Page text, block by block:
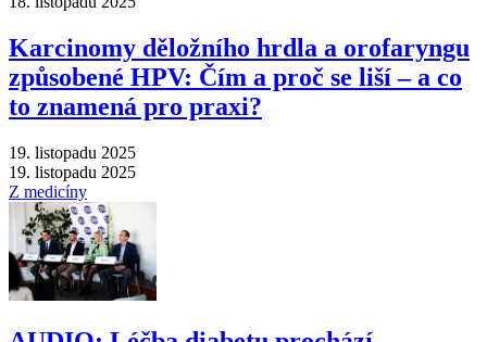
Karcinomy děložního hrdla a orofaryngu
způsobené HPV: Čím a proč se liší –⁠ a co
to znamená pro praxi?
19. listopadu 2025
19. listopadu 2025
Z medicíny